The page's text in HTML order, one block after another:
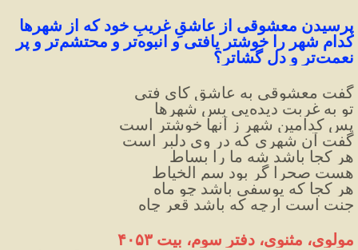
نعمت‌تر و دل گشاتر؟
گفت معشوقی به عاشق کای فتی
تو به غربت دیده‌یی بس شهرها
پس کدامین شهر ز آنها خوشتر است
گفت آن شهری که در وی دلبر است
هر کجا باشد شه ما را بساط
هست صحرا گر بود سم الخیاط
هر کجا که یوسفی باشد چو ماه
جنت است ارچه که باشد قعرِ چاه
مولوی، مثنوی، دفتر سوم، بیت ۴۰۵۳